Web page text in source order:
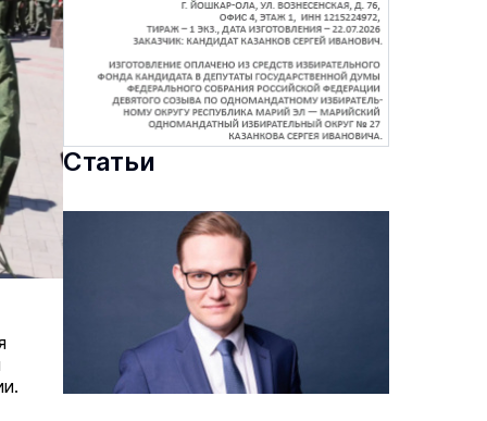
Статьи